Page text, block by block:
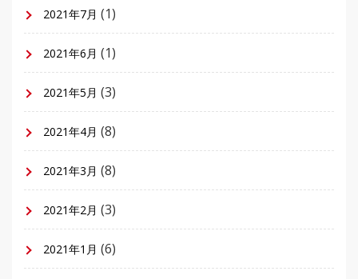
2021年7月 (1)
2021年6月 (1)
2021年5月 (3)
2021年4月 (8)
2021年3月 (8)
2021年2月 (3)
2021年1月 (6)